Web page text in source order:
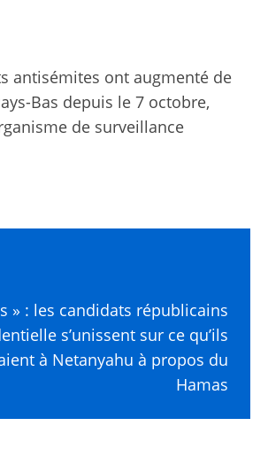
antisémites ont augmenté de
Bas depuis le 7 octobre,
de surveillance
» : les candidats républicains
s’unissent sur ce qu’ils
à Netanyahu à propos du
Hamas